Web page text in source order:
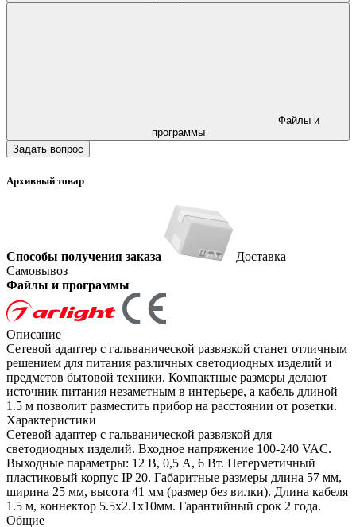
программы
Задать вопрос
Архивный товар
Способы получения заказа
Доставка
Самовывоз
Файлы и программы
Описание
Сетевой адаптер с гальванической развязкой станет отличным
решением для питания различных светодиодных изделий и
предметов бытовой техники. Компактные размеры делают
источник питания незаметным в интерьере, а кабель длиной
1.5 м позволит разместить прибор на расстоянии от розетки.
Характеристики
Сетевой адаптер с гальванической развязкой для
светодиодных изделий. Входное напряжение 100-240 VAC.
Выходные параметры: 12 В, 0,5 А, 6 Вт. Негерметичный
пластиковый корпус IP 20. Габаритные размеры длина 57 мм,
ширина 25 мм, высота 41 мм (размер без вилки). Длина кабеля
1.5 м, коннектор 5.5x2.1x10мм. Гарантийный срок 2 года.
Общие